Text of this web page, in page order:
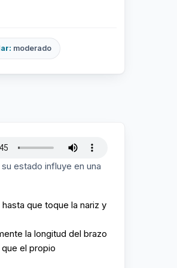
moderado
estado influye en una
que toque la nariz y
la longitud del brazo
el propio